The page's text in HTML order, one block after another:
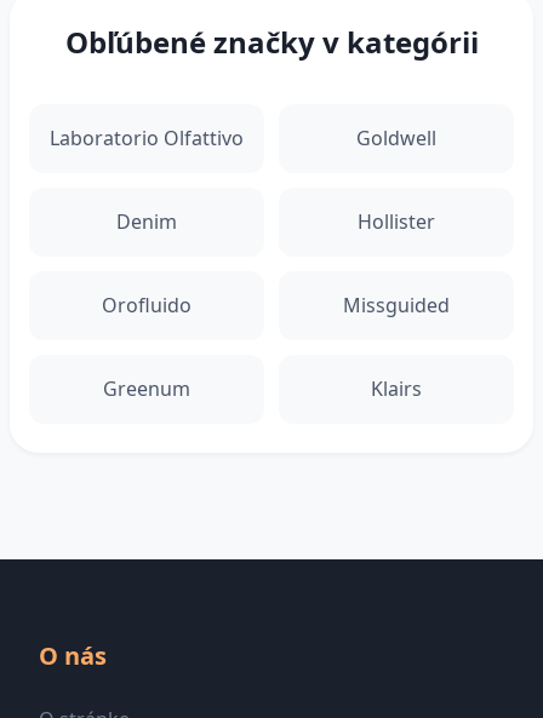
Obľúbené značky v kategórii
Laboratorio Olfattivo Goldwell
Denim Hollister
Orofluido Missguided
Greenum Klairs
O nás